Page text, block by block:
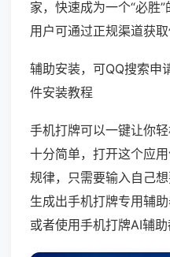
家，快速成为一个“必胜
用户可通过正规渠道获取
辅助安装，可QQ搜索
件安装教程
手机打牌可以一键让你
十分简单，打开这个应
规律，只需要输入自己
生成出手机打牌专用辅
或者使用手机打牌AI辅助